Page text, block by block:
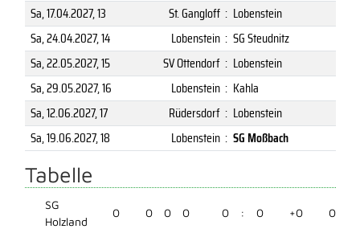
Sa, 17.04.2027, 13 St. Gangloff : Lobenstein
Sa, 24.04.2027, 14 Lobenstein : SG Steudnitz
Sa, 22.05.2027, 15 SV Ottendorf : Lobenstein
Sa, 29.05.2027, 16 Lobenstein : Kahla
Sa, 12.06.2027, 17 Rüdersdorf : Lobenstein
Sa, 19.06.2027, 18 Lobenstein : SG Moßbach
Tabelle
SG
Holzland
0 0 0 0 0 : 0 +0 0